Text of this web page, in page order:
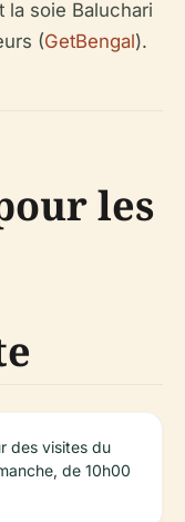
la soie Baluchari
(GetBengal).
les
des visites du
de 10h00